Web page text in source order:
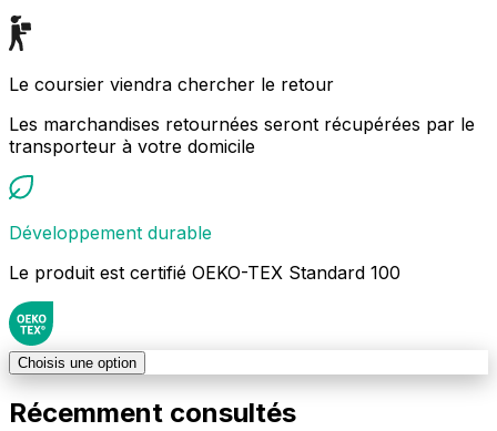
Le coursier viendra chercher le retour
Les marchandises retournées seront récupérées par le
transporteur à votre domicile
Développement durable
Le produit est certifié OEKO-TEX Standard 100
Choisis une option
Récemment consultés